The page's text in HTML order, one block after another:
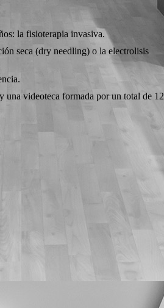
la fisioterapia invasiva.
seca (dry needling) o la electrolisis
una videoteca formada por un total de 12